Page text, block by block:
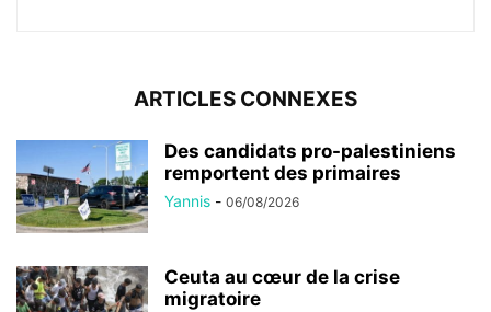
ARTICLES CONNEXES
Des candidats pro-palestiniens
remportent des primaires
Yannis - 06/08/2026
Ceuta au cœur de la crise
migratoire